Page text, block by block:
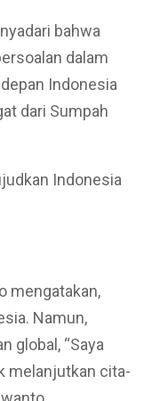
bahwa
dalam
Indonesia
dari Sumpah
Indonesia
mengatakan,
Namun,
global, “Saya
melanjutkan cita-